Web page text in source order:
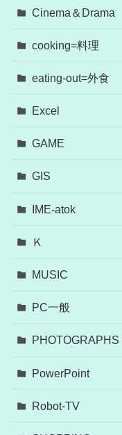
Cinema＆Drama
cooking=料理
eating-out=外食
Excel
GAME
GIS
IME-atok
Ｋ
MUSIC
PC一般
PHOTOGRAPHS
PowerPoint
Robot-TV